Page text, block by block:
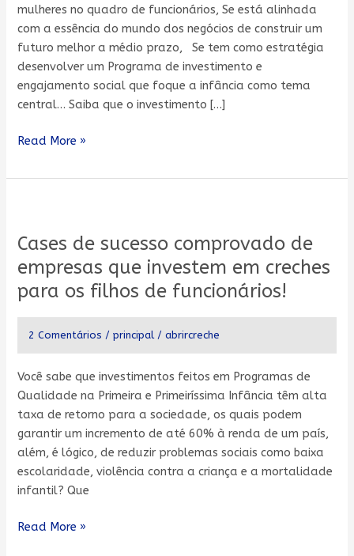
mulheres no quadro de funcionários, Se está alinhada
com a essência do mundo dos negócios de construir um
futuro melhor a médio prazo, Se tem como estratégia
desenvolver um Programa de investimento e
engajamento social que foque a infância como tema
central… Saiba que o investimento […]
terceirização
de
uma
creche
“in
company”?
Read More »
Cases de sucesso comprovado de
empresas que investem em creches
para os filhos de funcionários!
2 Comentários /principal/abrircreche
Você sabe que investimentos feitos em Programas de
Qualidade na Primeira e Primeiríssima Infância têm alta
taxa de retorno para a sociedade, os quais podem
garantir um incremento de até 60% à renda de um país,
além, é lógico, de reduzir problemas sociais como baixa
escolaridade, violência contra a criança e a mortalidade
infantil? Que
sucesso
comprovado
empresas
que
investem
em
creches
para
os
filhos
de
funcionários!
Read More »